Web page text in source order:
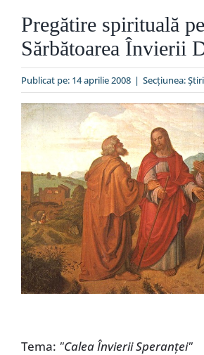
Organizare
Liturgic
Special
Pregătire spirituală
Sărbătoarea Învierii
Publicat pe: 14 aprilie 2008 | Secțiunea:Ştiri
Tema: "Calea Învierii Speranţei"